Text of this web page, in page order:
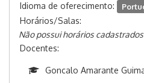
Idioma de oferecimento:
Horários/Salas:
Não possui horários
Docentes:
Goncalo Amarante